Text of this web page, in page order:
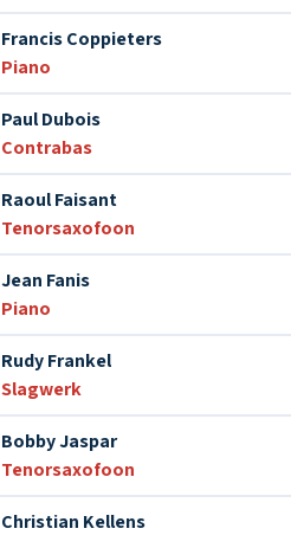
Francis Coppieters
Piano
Paul Dubois
Contrabas
Raoul Faisant
Tenorsaxofoon
Jean Fanis
Piano
Rudy Frankel
Slagwerk
Bobby Jaspar
Tenorsaxofoon
Christian Kellens